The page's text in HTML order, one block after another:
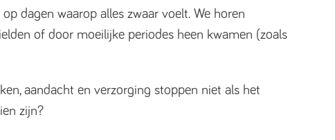
dagen waarop alles zwaar voelt. We horen
of door moeilijke periodes heen kwamen (zoals
aandacht en verzorging stoppen niet als het
zijn?